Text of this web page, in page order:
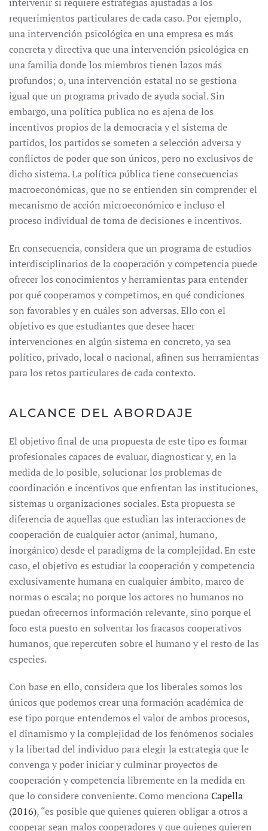
requerimientos particulares de cada caso. Por ejemplo,
una intervención psicológica en una empresa es más
concreta y directiva que una intervención psicológica en
una familia donde los miembros tienen lazos más
profundos; o, una intervención estatal no se gestiona
igual que un programa privado de ayuda social. Sin
embargo, una política publica no es ajena de los
incentivos propios de la democracia y el sistema de
partidos, los partidos se someten a selección adversa y
conflictos de poder que son únicos, pero no exclusivos de
dicho sistema. La política pública tiene consecuencias
macroeconómicas, que no se entienden sin comprender el
mecanismo de acción microeconómico e incluso el
proceso individual de toma de decisiones e incentivos.
En consecuencia, considera que un programa de estudios
interdisciplinarios de la cooperación y competencia puede
ofrecer los conocimientos y herramientas para entender
por qué cooperamos y competimos, en qué condiciones
son favorables y en cuáles son adversas. Ello con el
objetivo es que estudiantes que desee hacer
intervenciones en algún sistema en concreto, ya sea
político, privado, local o nacional, afinen sus herramientas
para los retos particulares de cada contexto.
ALCANCE DEL ABORDAJE
El objetivo final de una propuesta de este tipo es formar
profesionales capaces de evaluar, diagnosticar y, en la
medida de lo posible, solucionar los problemas de
coordinación e incentivos que enfrentan las instituciones,
sistemas u organizaciones sociales. Esta propuesta se
diferencia de aquellas que estudian las interacciones de
cooperación de cualquier actor (animal, humano,
inorgánico) desde el paradigma de la complejidad. En este
caso, el objetivo es estudiar la cooperación y competencia
exclusivamente humana en cualquier ámbito, marco de
normas o escala; no porque los actores no humanos no
puedan ofrecernos información relevante, sino porque el
foco esta puesto en solventar los fracasos cooperativos
humanos, que repercuten sobre el humano y el resto de las
especies.
Con base en ello, considera que los liberales somos los
únicos que podemos crear una formación académica de
ese tipo porque entendemos el valor de ambos procesos,
el dinamismo y la complejidad de los fenómenos sociales
y la libertad del individuo para elegir la estrategia que le
convenga y poder iniciar y culminar proyectos de
cooperación y competencia libremente en la medida en
que lo considere conveniente. Como mencionaCapella
(2016), “es posible que quienes quieren obligar a otros a
cooperar sean malos cooperadores y que quienes quieren